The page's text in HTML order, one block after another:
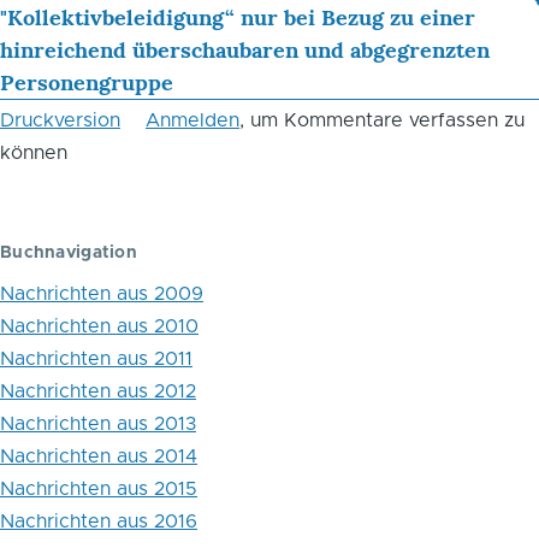
im
Buch
Juni
2016
"Kollektivbeleidigung“ nur bei Bezug zu einer
hinreichend überschaubaren und abgegrenzten
Personengruppe
Druckversion Anmelden, um Kommentare verfassen zu
können
Buchnavigation
Nachrichten aus 2009
Nachrichten aus 2010
Nachrichten aus 2011
Nachrichten aus 2012
Nachrichten aus 2013
Nachrichten aus 2014
Nachrichten aus 2015
Nachrichten aus 2016